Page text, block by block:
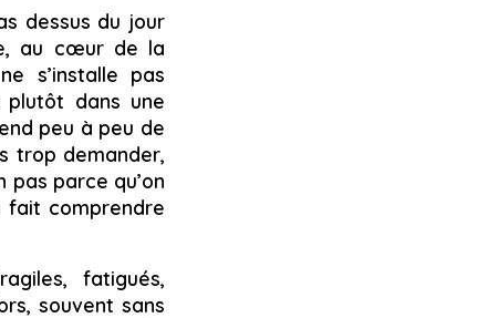
dessus du jour
au cœur de la
s’installe pas
dans une
peu à peu de
trop demander,
parce qu’on
fait comprendre
fatigués,
souvent sans